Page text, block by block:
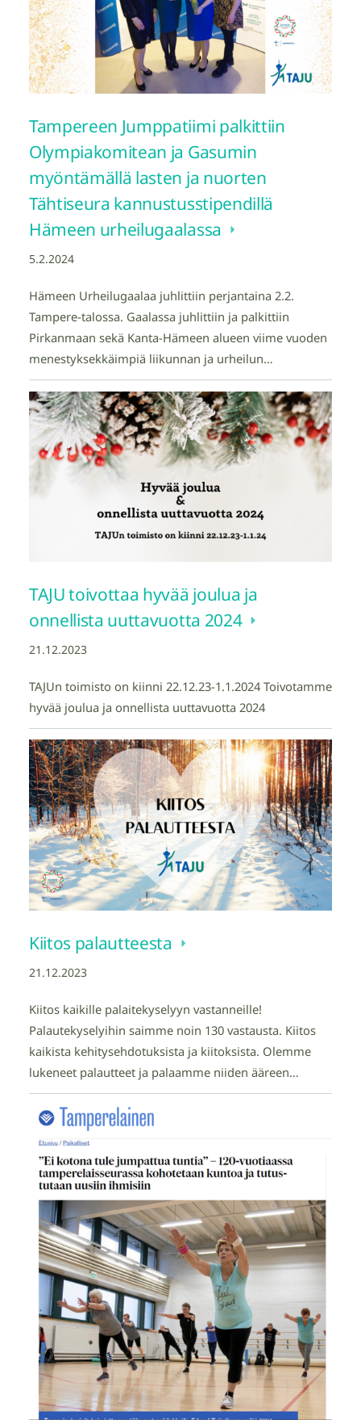
Tampereen Jumppatiimi palkittiin
Olympiakomitean ja Gasumin
myöntämällä lasten ja nuorten
Tähtiseura kannustusstipendillä
Hämeen urheilugaalassa
5.2.2024
Hämeen Urheilugaalaa juhlittiin perjantaina 2.2.
Tampere-talossa. Gaalassa juhlittiin ja palkittiin
Pirkanmaan sekä Kanta-Hämeen alueen viime vuoden
menestyksekkäimpiä liikunnan ja urheilun…
TAJU toivottaa hyvää joulua ja
onnellista uuttavuotta 2024
21.12.2023
TAJUn toimisto on kiinni 22.12.23-1.1.2024 Toivotamme
hyvää joulua ja onnellista uuttavuotta 2024
Kiitos palautteesta
21.12.2023
Kiitos kaikille palaitekyselyyn vastanneille!
Palautekyselyihin saimme noin 130 vastausta. Kiitos
kaikista kehitysehdotuksista ja kiitoksista. Olemme
lukeneet palautteet ja palaamme niiden ääreen…